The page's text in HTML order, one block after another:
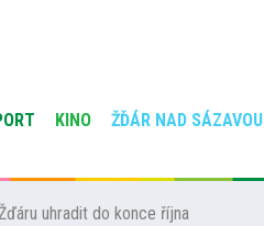
KINO ŽĎÁR NAD SÁZAVOU
uhradit do konce října